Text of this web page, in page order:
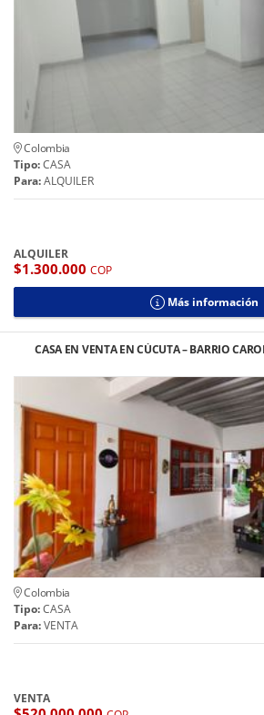
Colombia
Tipo:CASA
Para:ALQUILER
ALQUILER
$1.300.000 COP
Más información
CASA EN VENTA EN CÚCUTA – BARRIO
Colombia
Tipo:CASA
Para:VENTA
VENTA